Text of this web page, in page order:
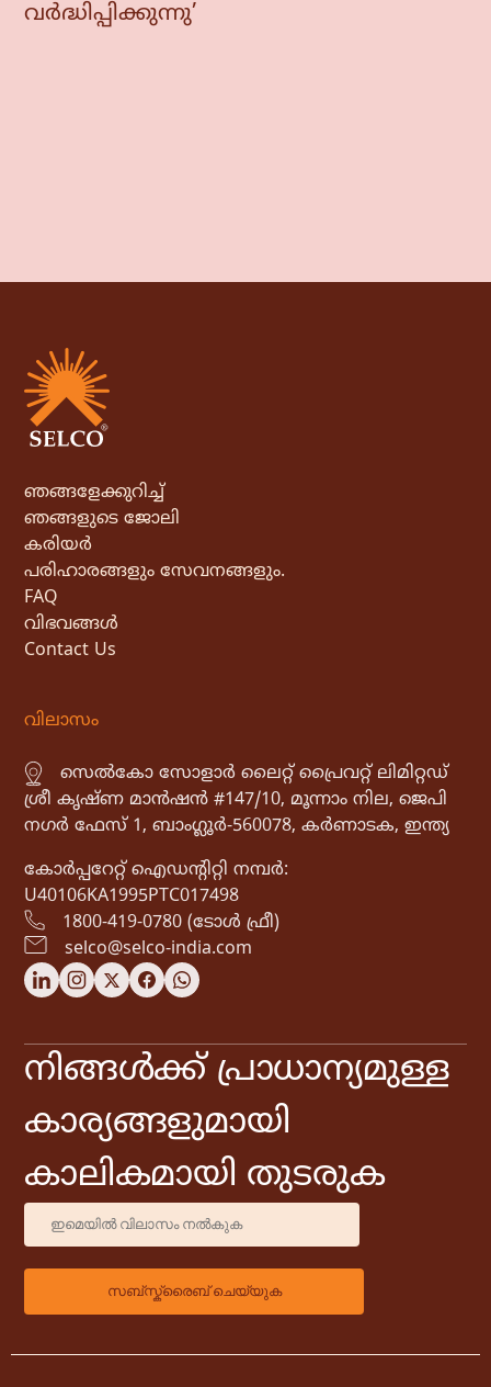
വർദ്ധിപ്പിക്കുന്നു’
ഞങ്ങളേക്കുറിച്ച്
ഞങ്ങളുടെ ജോലി
കരിയർ
പരിഹാരങ്ങളും സേവനങ്ങളും.
FAQ
വിഭവങ്ങൾ
Contact Us
വിലാസം
സെൽകോ സോളാർ ലൈറ്റ് പ്രൈവറ്റ് ലിമിറ്റഡ്
ശ്രീ കൃഷ്ണ മാൻഷൻ #147/10, മൂന്നാം നില, ജെപി
നഗർ ഫേസ് 1, ബാംഗ്ലൂർ-560078, കർണാടക, ഇന്ത്യ
കോർപ്പറേറ്റ് ഐഡൻ്റിറ്റി നമ്പർ:
U40106KA1995PTC017498
1800-419-0780 (ടോൾ ഫ്രീ)
selco@selco-india.com
നിങ്ങൾക്ക് പ്രാധാന്യമുള്ള
കാര്യങ്ങളുമായി
കാലികമായി തുടരുക